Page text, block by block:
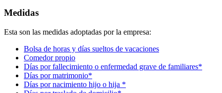
Medidas
Esta son las medidas adoptadas por la empresa:
Bolsa de horas y días sueltos de vacaciones
Comedor propio
Días por fallecimiento o enfermedad grave de familiares*
Días por matrimonio*
Días por nacimiento hijo o hija *